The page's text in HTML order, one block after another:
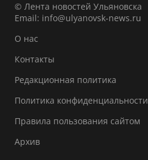
© Лента новостей Ульяновска
Email: info@ulyanovsk-news.ru
О нас
Контакты
Редакционная политика
Политика конфиденциальности
Правила пользования сайтом
Архив